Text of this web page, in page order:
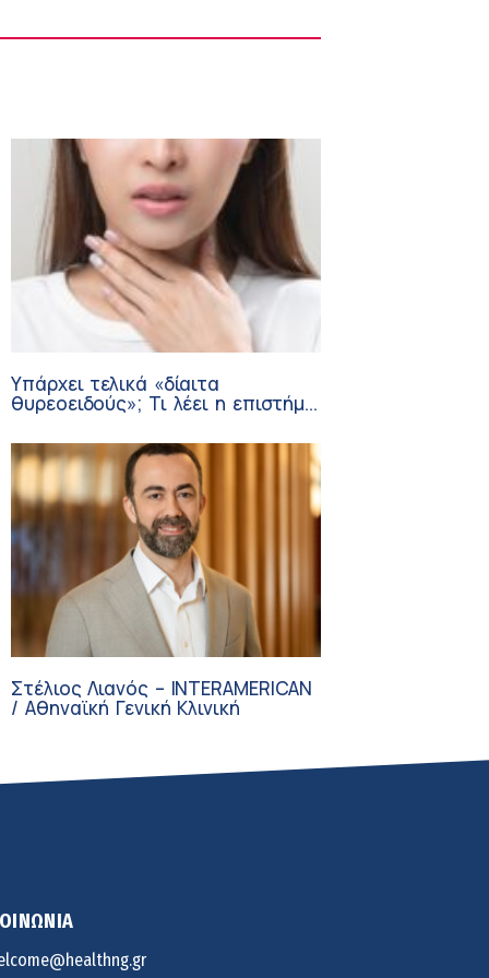
Κινητών Ιατρικών Μονάδων (ΚΙΜ)
Υπάρχει τελικά «δίαιτα
θυρεοειδούς»; Τι λέει η επιστήμη
συμπληρώματα
Στέλιος Λιανός – INTERAMERICAN
/ Αθηναϊκή Γενική Κλινική